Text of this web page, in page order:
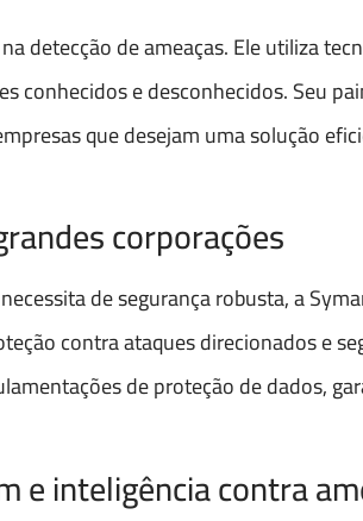
detecção de ameaças. Ele utiliza
conhecidos e desconhecidos. Seu
que desejam uma solução
corporações
de segurança robusta, a
contra ataques direcionados e
de proteção de dados,
e inteligência contra